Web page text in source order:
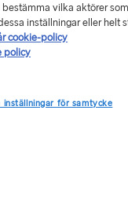
transporteras
ta ansvar för
om lagstadgade regler
får endast ta
med medicinska
bestämma vilka aktörer
inställningar eller helt
cookie-policy
policy
inställningar för samtycke